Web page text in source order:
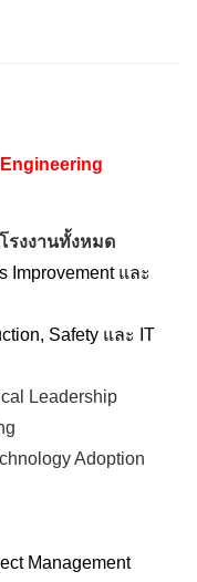
รงงานทั้งหมด
Improvement และ
Safety และ IT
Leadership
Adoption
Management